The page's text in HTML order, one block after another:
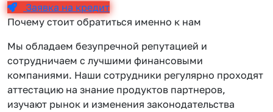
Заявка на кредит
Почему стоит обратиться именно к нам
Мы обладаем безупречной репутацией и
сотрудничаем с лучшими финансовыми
компаниями. Наши сотрудники регулярно проходят
аттестацию на знание продуктов партнеров,
изучают рынок и изменения законодательства